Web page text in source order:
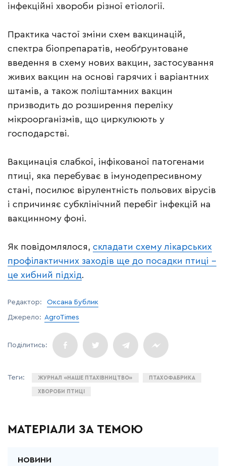
інфекційні хвороби різної етіології.
Практика частої зміни схем вакцинацій,
спектра біопрепаратів, необґрунтоване
введення в схему нових вакцин, застосування
живих вакцин на основі гарячих і варіантних
штамів, а також поліштамних вакцин
призводить до розширення переліку
мікроорганізмів, що циркулюють у
господарстві.
Вакцинація слабкої, інфікованої патогенами
птиці, яка перебуває в імунодепресивному
стані, посилює вірулентність польових вірусів
і спричиняє субклінічний перебіг інфекцій на
вакцинному фоні.
Як повідомлялося, складати схему лікарських
профілактичних заходів ще до посадки птиці –
це хибний підхід.
Редактор: Оксана Бублик
Джерело: AgroTimes
ЖУРНАЛ «НАШЕ ПТАХІВНИЦТВО» ПТАХОФАБРИКА
ХВОРОБИ ПТИЦІ
МАТЕРІАЛИ ЗА ТЕМОЮ